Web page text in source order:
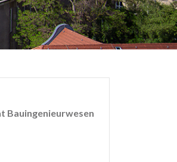
Bauingenieurwesen